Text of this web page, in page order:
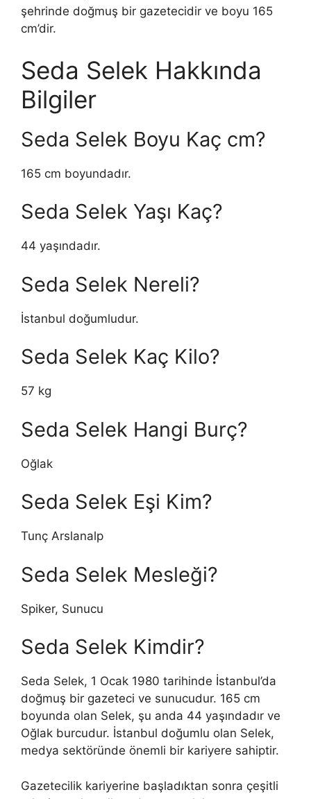
şehrinde doğmuş bir gazetecidir ve boyu 165
cm’dir.
Seda Selek Hakkında
Bilgiler
Seda Selek Boyu Kaç cm?
165 cm boyundadır.
Seda Selek Yaşı Kaç?
44 yaşındadır.
Seda Selek Nereli?
İstanbul doğumludur.
Seda Selek Kaç Kilo?
57 kg
Seda Selek Hangi Burç?
Oğlak
Seda Selek Eşi Kim?
Tunç Arslanalp
Seda Selek Mesleği?
Spiker, Sunucu
Seda Selek Kimdir?
Seda Selek, 1 Ocak 1980 tarihinde İstanbul’da
doğmuş bir gazeteci ve sunucudur. 165 cm
boyunda olan Selek, şu anda 44 yaşındadır ve
Oğlak burcudur. İstanbul doğumlu olan Selek,
medya sektöründe önemli bir kariyere sahiptir.
Gazetecilik kariyerine başladıktan sonra çeşitli